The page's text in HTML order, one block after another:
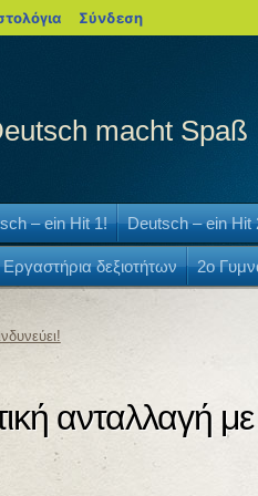
blogs.sch.gr
Σύνδεση
macht Spaß
– ein Hit 1! Deutsch – ein Hit
Εργαστήρια δεξιοτήτων 2ο
ανταλλαγή